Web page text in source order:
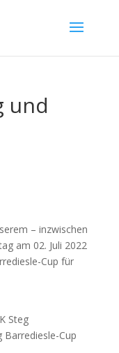
und
– inzwischen
am 02. Juli 2022
Cup für
Steg
Barrediesle-Cup